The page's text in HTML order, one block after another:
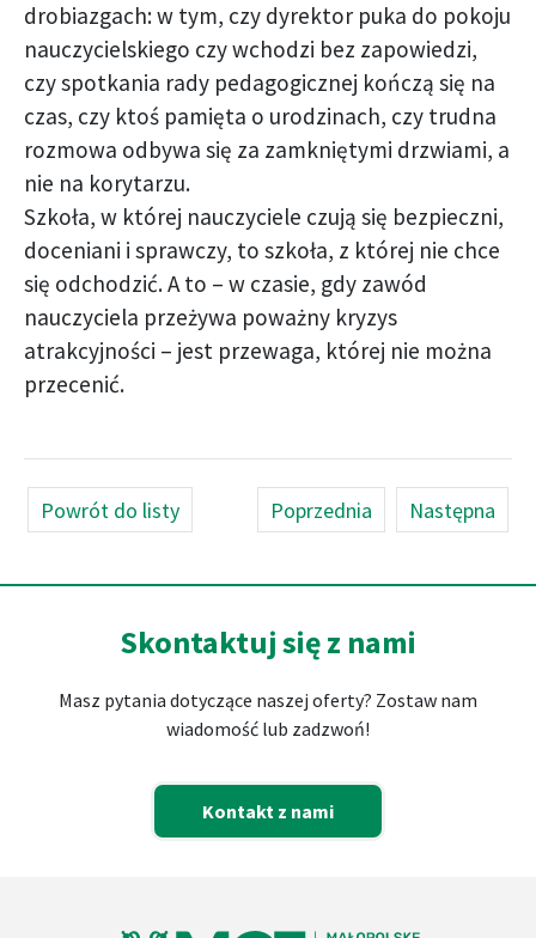
drobiazgach: w tym, czy dyrektor puka do pokoju
nauczycielskiego czy wchodzi bez zapowiedzi,
czy spotkania rady pedagogicznej kończą się na
czas, czy ktoś pamięta o urodzinach, czy trudna
rozmowa odbywa się za zamkniętymi drzwiami, a
nie na korytarzu.
Szkoła, w której nauczyciele czują się bezpieczni,
doceniani i sprawczy, to szkoła, z której nie chce
się odchodzić. A to – w czasie, gdy zawód
nauczyciela przeżywa poważny kryzys
atrakcyjności – jest przewaga, której nie można
przecenić.
Powrót do listy Poprzednia Następna
Skontaktuj się z nami
Masz pytania dotyczące naszej oferty? Zostaw nam
wiadomość lub zadzwoń!
Kontakt z nami